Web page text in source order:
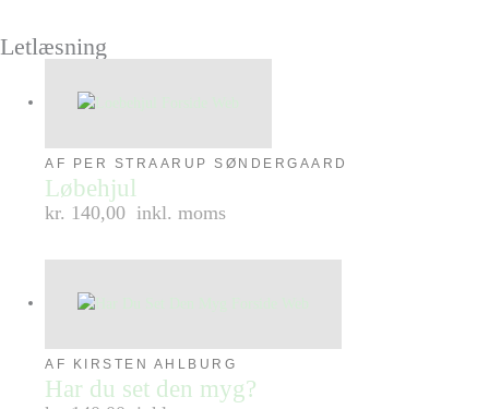
Letlæsning
AF PER STRAARUP SØNDERGAARD
Løbehjul
kr. 140,00 inkl. moms
AF KIRSTEN AHLBURG
Har du set den myg?